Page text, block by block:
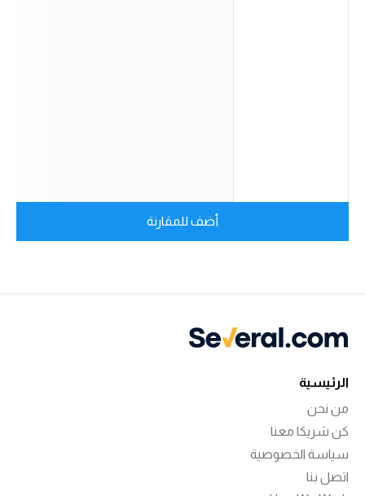
أضف للمقارنة
الرئيسية
من نحن
كن شريكا معنا
سياسة الخصوصية
اتصل بنا